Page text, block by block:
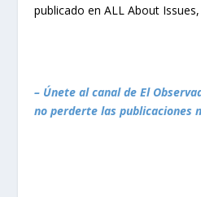
publicado en ALL About
– Únete al canal de El
no perderte las publicaciones